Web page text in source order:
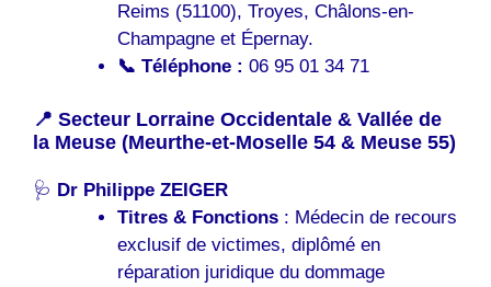
Reims (51100), Troyes, Châlons-en-
Champagne et Épernay.
📞 Téléphone : 06 95 01 34 71
📍 Secteur Lorraine Occidentale & Vallée de
la Meuse (Meurthe-et-Moselle 54 & Meuse 55)
🩺 Dr Philippe ZEIGER
Titres & Fonctions: Médecin de recours
exclusif de victimes, diplômé en
réparation juridique du dommage